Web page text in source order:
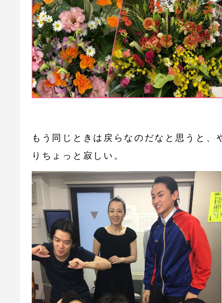
もう同じときは戻らなのだなと思うと、
りちょっと寂しい。